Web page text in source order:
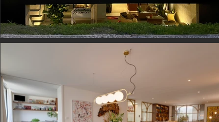
WE LIVE in Nevogilde